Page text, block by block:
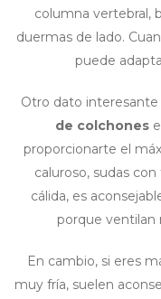
columna vertebral,
duermas de lado.
puede
Otro dato
de colchones
proporcionarte el
caluroso, sudas
cálida, es
porque ventilan
En cambio, si eres
muy fría, suelen